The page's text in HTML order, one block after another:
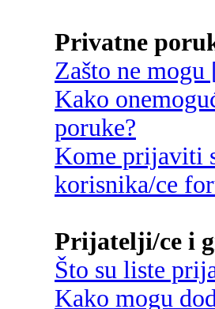
Privatne
Zašto ne
Kako
poruke?
Kome prijaviti
korisnika/ce
Prijatelji/ce i
Što su liste
Kako mogu